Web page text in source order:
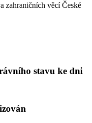
zahraničních věcí České
stavu ke dni